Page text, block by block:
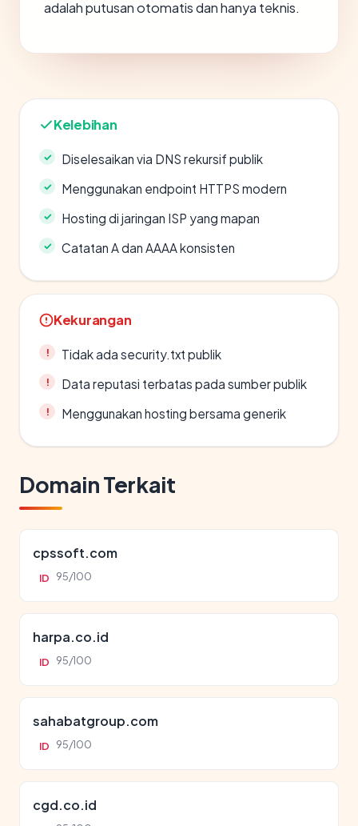
adalah putusan otomatis dan hanya teknis.
Kelebihan
Diselesaikan via DNS rekursif publik
Menggunakan endpoint HTTPS modern
Hosting di jaringan ISP yang mapan
Catatan A dan AAAA konsisten
Kekurangan
Tidak ada security.txt publik
Data reputasi terbatas pada sumber publik
Menggunakan hosting bersama generik
Domain Terkait
cpssoft.com
ID 95/100
harpa.co.id
ID 95/100
sahabatgroup.com
ID 95/100
cgd.co.id